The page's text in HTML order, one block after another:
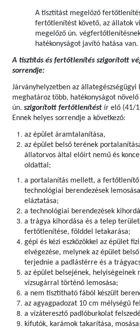
A tisztítást megelőző
fertőtlenítést követő, az állatok
megelőző ún.
hatékonyságot javító hatása van.
A tisztítás és fertőtlenítés szigorított
sorrendje:
Járványhelyzetben az állategészségügyi
meghatároz több, hatékonyságot
ún. szigorított fertőtlenítést ír elő (41/
Ennek helyes sorrendje a következő:
az épület áramtalanítása,
az épület belső terének
állatorvos által előírt nemű és
oldattal;
a portalanítás mellett, a
technológiai berendezések
eláztatása;
a technológiai berendezések
a trágya kihordása és a telep
fertőtlenítése, földdel letakarása;
gépi és kézi eszközökkel az épület
elvégezése, melynek az épület
terjednie a padlástérre és a
az épület belsejének, helyiségeinek
vízsugárral történő lemosása;
a nem tisztítható fából készült
az agyagpadozat 10 cm mélységű
a vízáteresztő padlóburkolat
kifutók, karámok takarítása, mosása;